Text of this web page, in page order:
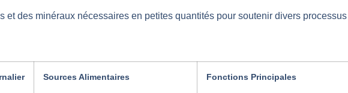
et des minéraux nécessaires en petites quantités pour soutenir divers
Sources Alimentaires Fonctions Principales